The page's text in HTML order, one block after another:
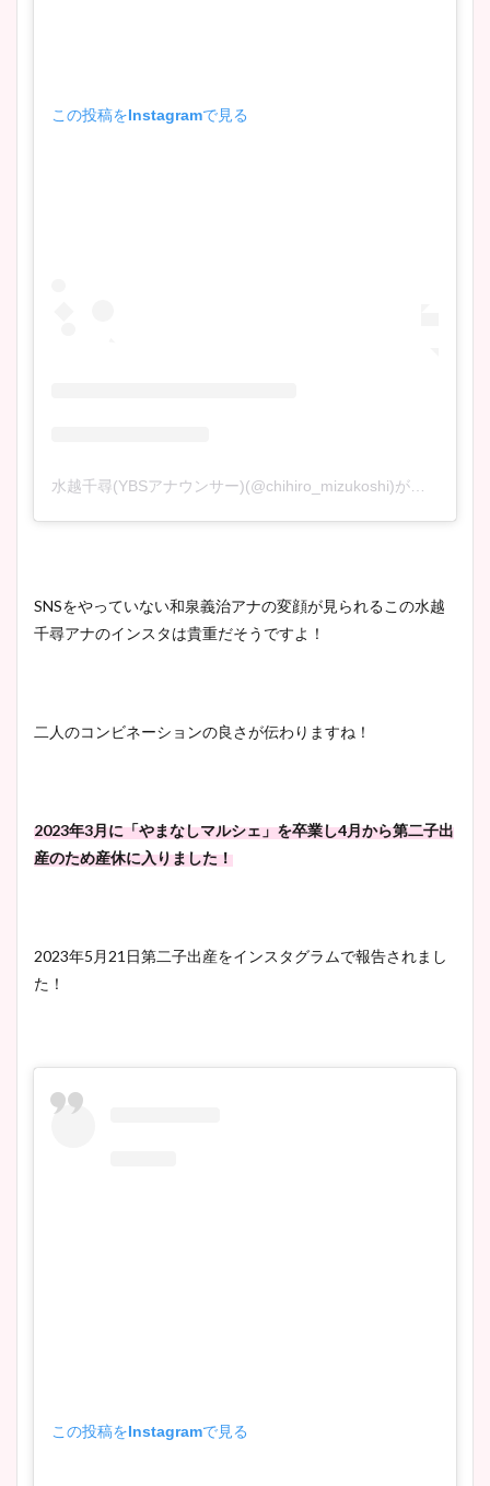
この投稿をInstagramで見る
水越千尋(YBSアナウンサー)(@chihiro_mizukoshi)がシェアした投稿
SNSをやっていない和泉義治アナの変顔が見られるこの水越
千尋アナのインスタは貴重だそうですよ！
二人のコンビネーションの良さが伝わりますね！
2023年3月に「やまなしマルシェ」を卒業し4月から第二子出
産のため産休に入りました！
2023年5月21日第二子出産をインスタグラムで報告されまし
た！
この投稿をInstagramで見る